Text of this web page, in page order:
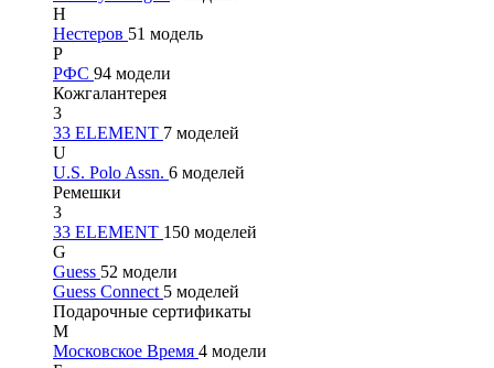
Н
Нестеров 51 модель
Р
РФС 94 модели
Кожгалантерея
3
33 ELEMENT 7 моделей
U
U.S. Polo Assn. 6 моделей
Ремешки
3
33 ELEMENT 150 моделей
G
Guess 52 модели
Guess Connect 5 моделей
Подарочные сертификаты
М
Московское Время 4 модели